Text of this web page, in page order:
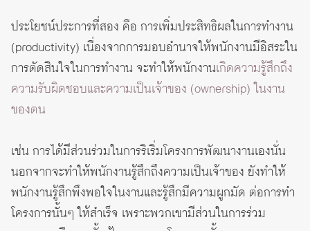
ประโยชน์ประการที่สอง คือ การเพิ่มประสิทธิผลในการทำงาน
(productivity) เนื่องจากการมอบอำนาจให้พนักงานมีอิสระใน
การตัดสินใจในการทำงาน จะทำให้พนักงานเกิดความรู้สึกถึง
ความรับผิดชอบและความเป็นเจ้าของ (ownership) ในงาน
ของตน
เช่น การได้มีส่วนร่วมในการริเริ่มโครงการพัฒนางานเองนั่น
นอกจากจะทำให้พนักงานรู้สึกถึงความเป็นเจ้าของ ยังทำให้
พนักงานรู้สึกพึงพอใจในงานและรู้สึกมีความผูกมัด ต่อการทำ
โครงการนั้นๆ ให้สำเร็จ เพราะพวกเขามีส่วนในการร่วม